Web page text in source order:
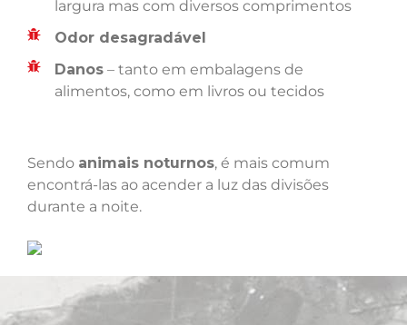
largura mas com diversos comprimentos
Odor desagradável
Danos – tanto em embalagens de
alimentos, como em livros ou tecidos
Sendo animais noturnos, é mais comum
encontrá-las ao acender a luz das divisões
durante a noite.